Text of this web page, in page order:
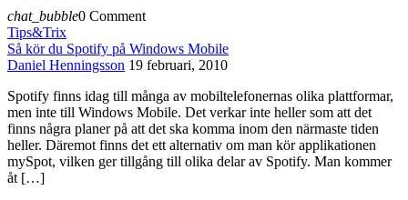
chat_bubble0 Comment
Tips&Trix
Så kör du Spotify på Windows Mobile
Daniel Henningsson 19 februari, 2010
Spotify finns idag till många av mobiltelefonernas olika plattformar,
men inte till Windows Mobile. Det verkar inte heller som att det
finns några planer på att det ska komma inom den närmaste tiden
heller. Däremot finns det ett alternativ om man kör applikationen
mySpot, vilken ger tillgång till olika delar av Spotify. Man kommer
åt […]